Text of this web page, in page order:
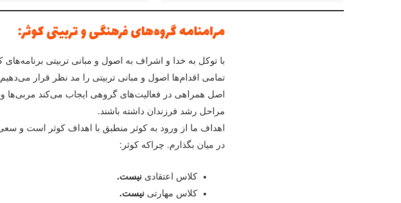
مرامنامه گروه‌های فرهنگی و تربیتی کوثر:‌
با توکل به خدا و اشراف به اصول و مبانی تربیتی
تمامی اقدام‌ها اصول و مبانی تربیتی را مد نظر قرار
اصل همراهی در فعالیت‌های گروهی ایجاب می‌کند مربی‌ها
مراحل رشد فرزندان داشته باشند.
اهداف ما از ورود به کوثر منطبق با اهداف کوثر است و
در میان بگذارم. چراکه کوثر:
کلاس اعتقادینیست.
کلاس مهارتینیست.